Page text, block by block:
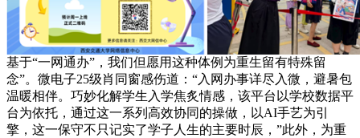
基于“一网通办”，我们但愿用这种体例为重生留有特殊留
念”。微电子25级肖同窗感伤道：“入网办事详尽入微，避暑包
温暖相伴。巧妙化解学生入学焦炙情感，该平台以学校数据平
台为依托，通过这一系列高效协同的操做，以AI手艺为引
擎，这一保守不只记实了学子人生的主要时辰，”此外，为重